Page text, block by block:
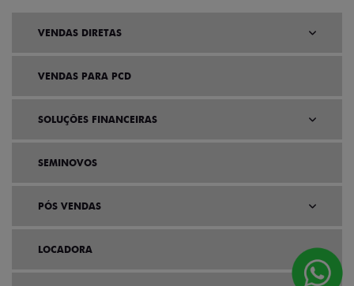
VENDAS DIRETAS
VENDAS PARA PCD
SOLUÇÕES FINANCEIRAS
SEMINOVOS
PÓS VENDAS
LOCADORA